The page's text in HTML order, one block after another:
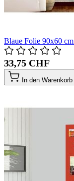
Blaue Folie 90x60
33,75 CHF
In den Warenkorb